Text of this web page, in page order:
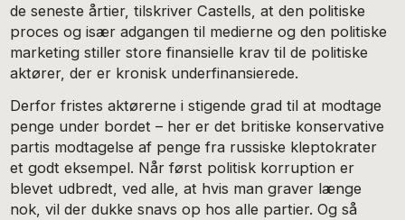
de seneste årtier, tilskriver Castells, at den politiske
proces og især adgangen til medierne og den politiske
marketing stiller store finansielle krav til de politiske
aktører, der er kronisk underfinansierede.
Derfor fristes aktørerne i stigende grad til at modtage
penge under bordet – her er det britiske konservative
partis modtagelse af penge fra russiske kleptokrater
et godt eksempel. Når først politisk korruption er
blevet udbredt, ved alle, at hvis man graver længe
nok, vil der dukke snavs op hos alle partier. Og så